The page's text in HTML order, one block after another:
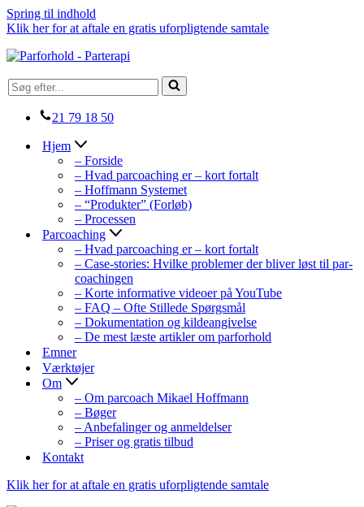
Spring til indhold
Klik her for at aftale en gratis uforpligtende samtale
Søg
efter...
21 79 18 50
Hjem
– Forside
– Hvad parcoaching er – kort fortalt
– Hoffmann Systemet
– “Produkter” (Forløb)
– Processen
Parcoaching
– Hvad parcoaching er – kort fortalt
– Case-stories: Hvilke problemer der bliver løst til par-
coachingen
– Korte informative videoer på YouTube
– FAQ – Ofte Stillede Spørgsmål
– Dokumentation og kildeangivelse
– De mest læste artikler om parforhold
Emner
Værktøjer
Om
– Om parcoach Mikael Hoffmann
– Bøger
– Anbefalinger og anmeldelser
– Priser og gratis tilbud
Kontakt
Klik her for at aftale en gratis uforpligtende samtale